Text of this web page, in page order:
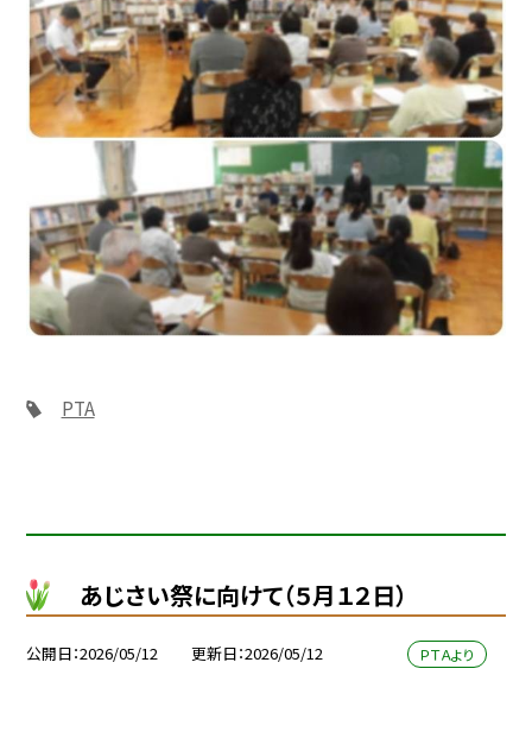
PTA
あじさい祭に向けて（５月１２日）
公開日 2026/05/12 更新日 2026/05/12 ＰＴＡより